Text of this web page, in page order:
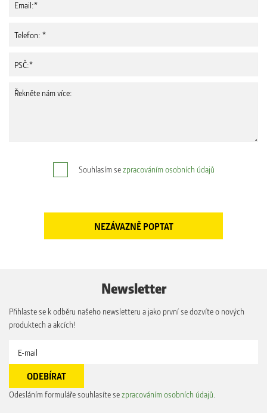
Souhlasím sezpracováním osobních údajů
Newsletter
Přihlaste se k odběru našeho newsletteru a jako první se dozvíte o nových
produktech a akcích!
Odesláním formuláře souhlasíte sezpracováním osobních údajů